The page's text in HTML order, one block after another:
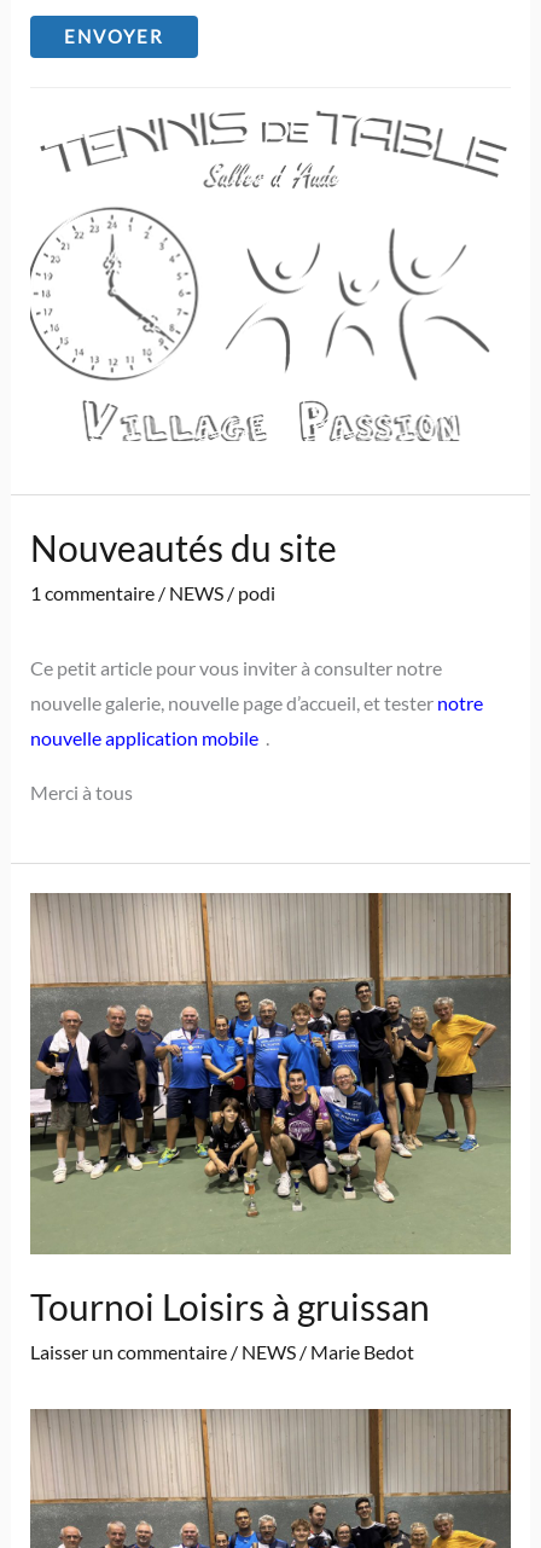
ENVOYER
Nouveautés du site
1 commentaire / NEWS/ podi
Ce petit article pour vous inviter à consulter notre
nouvelle galerie, nouvelle page d’accueil, et tester notre
nouvelle application mobile.
Merci à tous
Tournoi Loisirs à gruissan
Laisser un commentaire / NEWS/ Marie Bedot